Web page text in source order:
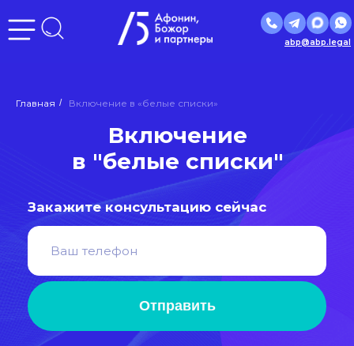
abp@abp.legal
Главная / Включение в «белые списки»
Включение
объединения страны:
Нажимая кнопку «Отправить», вы даете